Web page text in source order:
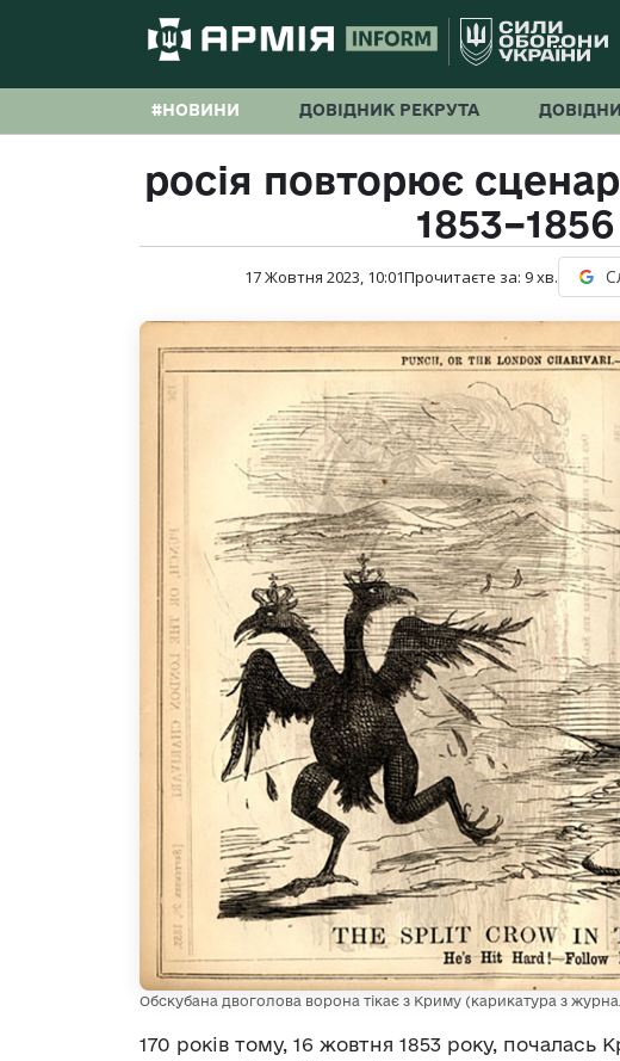
#НОВИНИ ДОВІДНИК РЕКРУТА
росія повторює
17 Жовтня 2023, 10:01Прочитаєте за: 9хв.
Обскубана двоголова ворона тікає з Криму (карикатура з
170 років тому, 16 жовтня 1853 року, почалась